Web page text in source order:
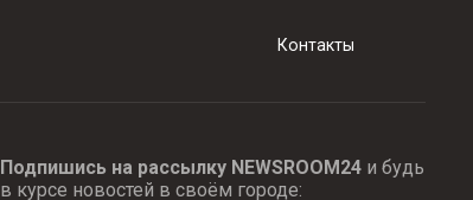
Контакты
Подпишись на рассылку NEWSROOM24и будь
в курсе новостей в своём городе: